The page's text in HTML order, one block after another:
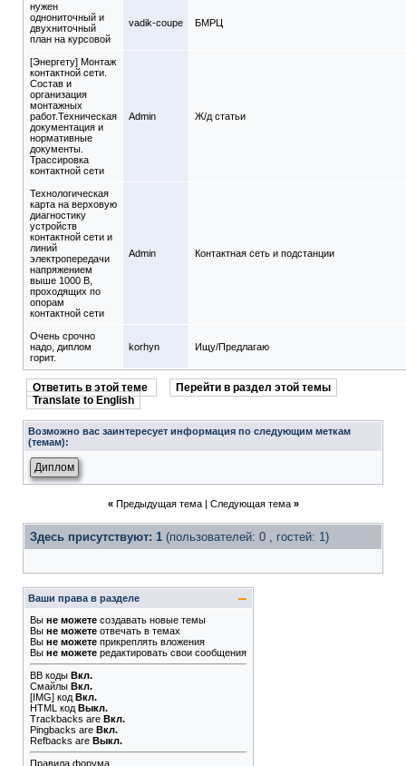
нужен
однониточный и
двухниточный
план на курсовой
vadik-coupe БМРЦ
[Энергету] Монтаж
контактной сети.
Состав и
организация
монтажных
работ.Техническая
документация и
нормативные
документы.
Трассировка
контактной сети
Admin Ж/д статьи
Технологическая
карта на верховую
диагностику
устройств
контактной сети и
линий
электропередачи
напряжением
выше 1000 В,
проходящих по
опорам
контактной сети
Admin Контактная сеть и подстанции
Очень срочно
надо, диплом
горит.
korhyn Ищу/Предлагаю
Ответить в этой теме
Перейти в раздел этой темы
Translate to English
Возможно вас заинтересует информация по следующим меткам
(темам):
Диплом
« Предыдущая тема| Следующая тема »
Здесь присутствуют: 1 (пользователей: 0 , гостей: 1)
Ваши права в разделе
Вы не можете создавать новые темы
Вы не можете отвечать в темах
Вы не можете прикреплять вложения
Вы не можете редактировать свои сообщения
BB коды Вкл.
Смайлы Вкл.
[IMG] код Вкл.
HTML код Выкл.
Trackbacks are Вкл.
Pingbacks are Вкл.
Refbacks are Выкл.
Правила форума